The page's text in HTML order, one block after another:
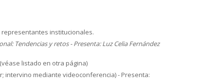
representantes institucionales.
Tendencias y retos - Presenta: Luz Celia Fernández
listado en otra página)
intervino mediante videoconferencia) - Presenta: